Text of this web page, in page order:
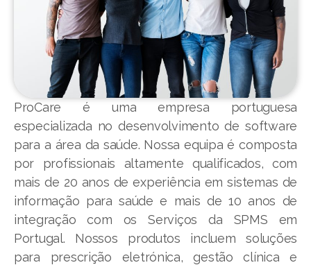
ProCare é uma empresa portuguesa
especializada no desenvolvimento de software
para a área da saúde. Nossa equipa é composta
por profissionais altamente qualificados, com
mais de 20 anos de experiência em sistemas de
informação para saúde e mais de 10 anos de
integração com os Serviços da SPMS em
Portugal. Nossos produtos incluem soluções
para prescrição eletrónica, gestão clínica e